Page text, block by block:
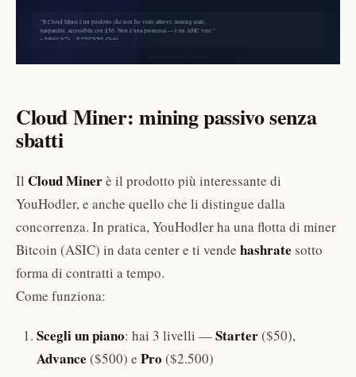
Cloud Miner: mining passivo senza
sbatti
Il Cloud Minerè il prodotto più interessante di
YouHodler, e anche quello che li distingue dalla
concorrenza. In pratica, YouHodler ha una flotta di miner
Bitcoin (ASIC) in data center e ti vende hashrate sotto
forma di contratti a tempo.
Come funziona:
Scegli un piano: hai 3 livelli —Starter($50),
Advance ($500) e Pro ($2.500)